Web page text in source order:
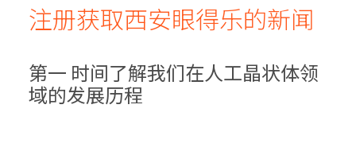
注册获取西安眼得乐的新闻
第一 时间了解我们在人工晶状体领
域的发展历程